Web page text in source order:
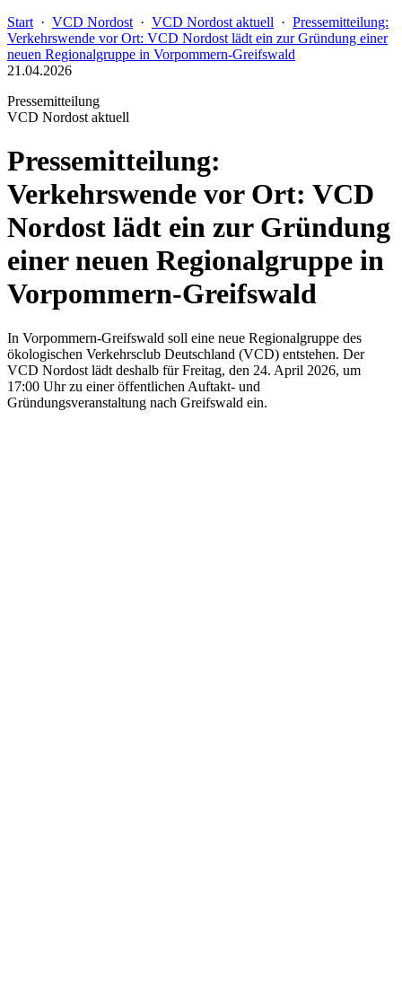
Start · VCD Nordost · VCD Nordost aktuell · Pressemitteilung:
Verkehrswende vor Ort: VCD Nordost lädt ein zur Gründung einer
neuen Regionalgruppe in Vorpommern-Greifswald
21.04.2026
Pressemitteilung
VCD Nordost aktuell
Pressemitteilung:
Verkehrswende vor Ort: VCD
Nordost lädt ein zur Gründung
einer neuen Regionalgruppe in
Vorpommern-Greifswald
In Vorpommern-Greifswald soll eine neue Regionalgruppe des
ökologischen Verkehrsclub Deutschland (VCD) entstehen. Der
VCD Nordost lädt deshalb für Freitag, den 24. April 2026, um
17:00 Uhr zu einer öffentlichen Auftakt- und
Gründungsveranstaltung nach Greifswald ein.